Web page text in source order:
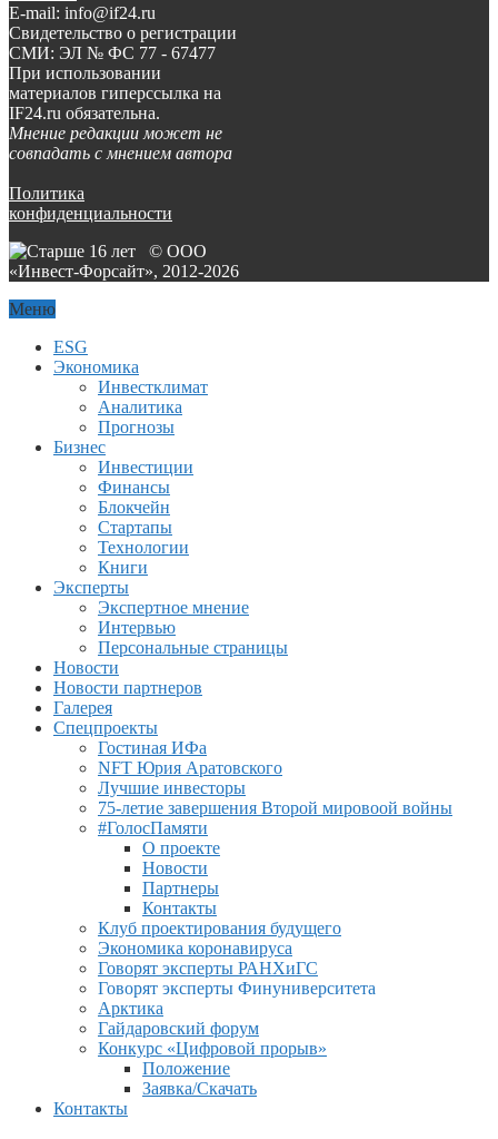
E-mail: info@if24.ru
Свидетельство о регистрации
СМИ: ЭЛ № ФС 77 - 67477
При использовании
материалов гиперссылка на
IF24.ru обязательна.
Мнение редакции может не
совпадать с мнением автора
Политика
конфиденциальности
© ООО
«Инвест-Форсайт», 2012-2026
Меню
ESG
Экономика
Инвестклимат
Аналитика
Прогнозы
Бизнес
Инвестиции
Финансы
Блокчейн
Стартапы
Технологии
Книги
Эксперты
Экспертное мнение
Интервью
Персональные страницы
Новости
Новости партнеров
Галерея
Спецпроекты
Гостиная ИФа
NFT Юрия Аратовского
Лучшие инвесторы
75-летие завершения Второй мировоой войны
#ГолосПамяти
О проекте
Новости
Партнеры
Контакты
Клуб проектирования будущего
Экономика коронавируса
Говорят эксперты РАНХиГС
Говорят эксперты Финуниверситета
Арктика
Гайдаровский форум
Конкурс «Цифровой прорыв»
Положение
Заявка/Скачать
Контакты